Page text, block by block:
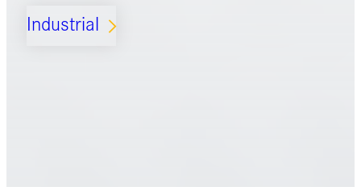
Industrial ARROW_FORWARD_IOS